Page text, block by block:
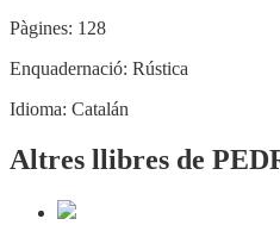
Pàgines: 128
Enquadernació: Rústica
Idioma: Catalán
Altres llibres de